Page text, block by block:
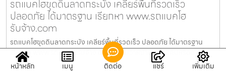
รถแบคโฮขุดดินลาดกระบัง เคลียร์พื้นที่รวดเร็ว
ปลอดภัย ได้มาตรฐาน เรียกหา www.รถแบคโฮ
รับจ้าง.com
รถแบคโฮขุดดินลาดกระบัง เคลียร์พื้นที่รวดเร็ว ปลอดภัย ได้มาตรฐาน
เรียกหา www.รถแบคโฮรับจ้าง.com — ไม่ว่าหน้างานจะแคบหรือด
หน้าหลัก
เมนู ติดต่อ แชร์ เพิ่มเติม